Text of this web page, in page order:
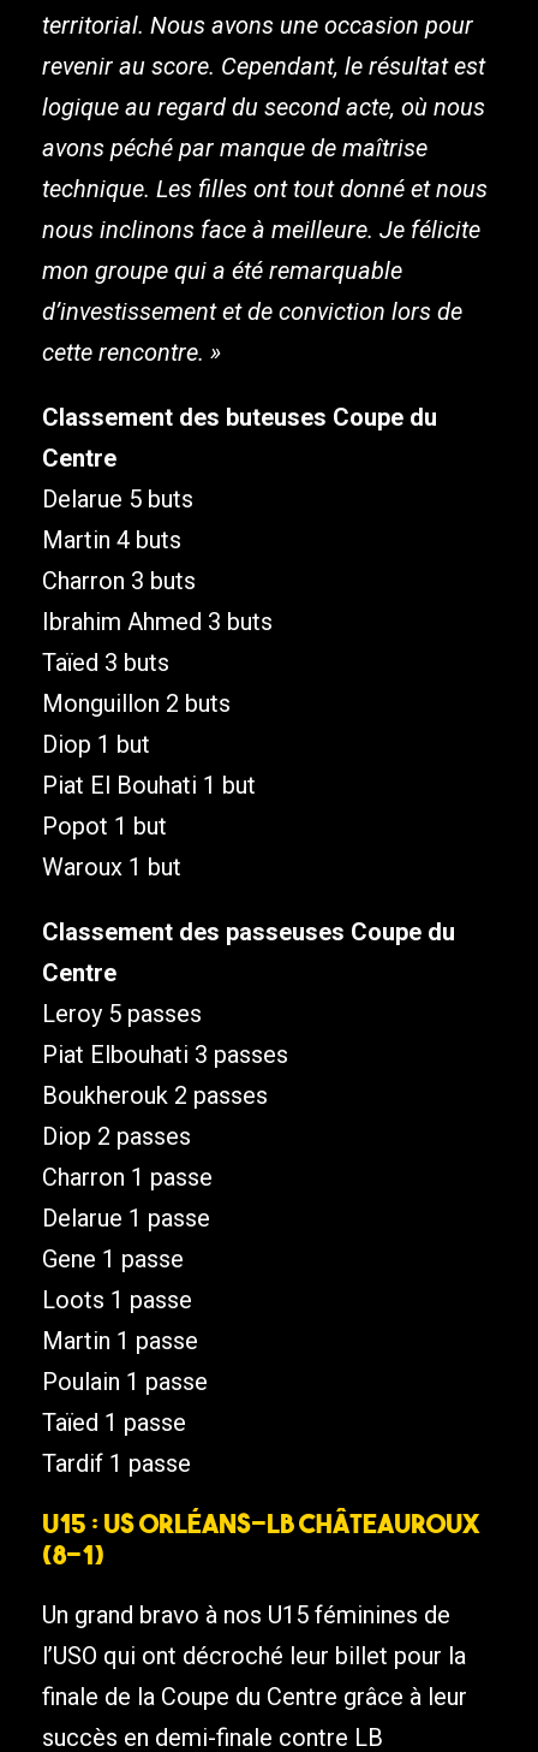
territorial. Nous avons une occasion pour
revenir au score. Cependant, le résultat est
logique au regard du second acte, où nous
avons péché par manque de maîtrise
technique. Les filles ont tout donné et nous
nous inclinons face à meilleure. Je félicite
mon groupe qui a été remarquable
d’investissement et de conviction lors de
cette rencontre. »
Classement des buteuses Coupe du
Centre
Delarue 5 buts
Martin 4 buts
Charron 3 buts
Ibrahim Ahmed 3 buts
Taïed 3 buts
Monguillon 2 buts
Diop 1 but
Piat El Bouhati 1 but
Popot 1 but
Waroux 1 but
Classement des passeuses Coupe du
Centre
Leroy 5 passes
Piat Elbouhati 3 passes
Boukherouk 2 passes
Diop 2 passes
Charron 1 passe
Delarue 1 passe
Gene 1 passe
Loots 1 passe
Martin 1 passe
Poulain 1 passe
Taïed 1 passe
Tardif 1 passe
U15 : US Orléans-LB Châteauroux
(8-1)
Un grand bravo à nos U15 féminines de
l’USO qui ont décroché leur billet pour la
finale de la Coupe du Centre grâce à leur
succès en demi-finale contre LB